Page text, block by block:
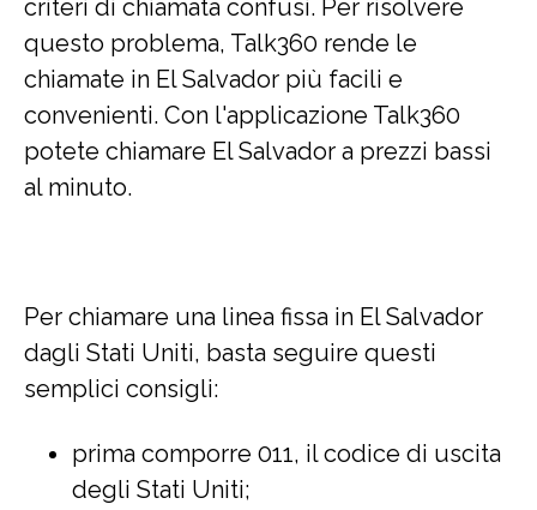
criteri di chiamata confusi. Per risolvere
questo problema, Talk360 rende le
chiamate in El Salvador più facili e
convenienti. Con l'applicazione Talk360
potete chiamare El Salvador a prezzi bassi
al minuto.
Per chiamare una linea fissa in El Salvador
dagli Stati Uniti, basta seguire questi
semplici consigli:
prima comporre 011, il codice di uscita
degli Stati Uniti;